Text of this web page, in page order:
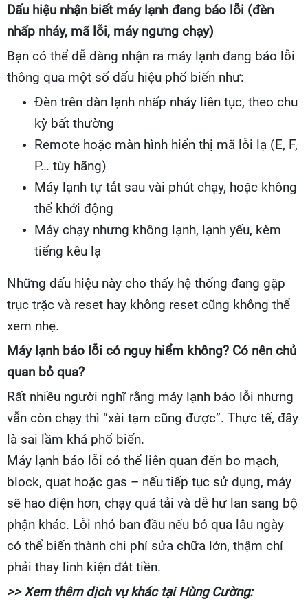
Dấu hiệu nhận biết máy lạnh đang báo lỗi (đèn
nhấp nháy, mã lỗi, máy ngưng chạy)
Bạn có thể dễ dàng nhận ra máy lạnh đang báo lỗi
thông qua một số dấu hiệu phổ biến như:
Đèn trên dàn lạnh nhấp nháy liên tục, theo chu
kỳ bất thường
Remote hoặc màn hình hiển thị mã lỗi lạ (E, F,
P… tùy hãng)
Máy lạnh tự tắt sau vài phút chạy, hoặc không
thể khởi động
Máy chạy nhưng không lạnh, lạnh yếu, kèm
tiếng kêu lạ
Những dấu hiệu này cho thấy hệ thống đang gặp
trục trặc và reset hay không reset cũng không thể
xem nhẹ.
Máy lạnh báo lỗi có nguy hiểm không? Có nên chủ
quan bỏ qua?
Rất nhiều người nghĩ rằng máy lạnh báo lỗi nhưng
vẫn còn chạy thì “xài tạm cũng được”. Thực tế, đây
là sai lầm khá phổ biến.
Máy lạnh báo lỗi có thể liên quan đến bo mạch,
block, quạt hoặc gas – nếu tiếp tục sử dụng, máy
sẽ hao điện hơn, chạy quá tải và dễ hư lan sang bộ
phận khác. Lỗi nhỏ ban đầu nếu bỏ qua lâu ngày
có thể biến thành chi phí sửa chữa lớn, thậm chí
phải thay linh kiện đắt tiền.
>> Xem thêm dịch vụ khác tại Hùng Cường: